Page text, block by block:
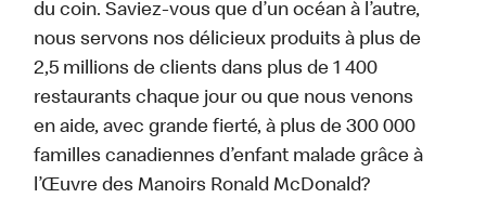
du coin. Saviez-vous que d’un océan à l’autre,
nous servons nos délicieux produits à plus de
2,5 millions de clients dans plus de 1 400
restaurants chaque jour ou que nous venons
en aide, avec grande fierté, à plus de 300 000
familles canadiennes d’enfant malade grâce à
l’Œuvre des Manoirs Ronald McDonald?